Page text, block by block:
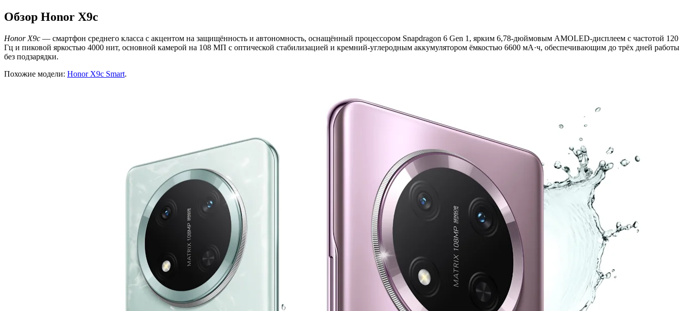
Обзор Honor X9c
Honor X9c — смартфон среднего класса с акцентом на защищённость и автономность, оснащённый процессором Snapdragon 6 Gen 1, ярким 6,78-дюймовым AMOLED-дисплеем с частотой 120
Гц и пиковой яркостью 4000 нит, основной камерой на 108 МП с оптической стабилизацией и кремний-углеродным аккумулятором ёмкостью 6600 мА·ч, обеспечивающим до трёх дней работы
без подзарядки.
Похожие модели: Honor X9c Smart.